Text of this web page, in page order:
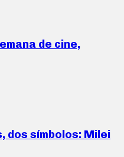
de cine,
dos símbolos: Milei